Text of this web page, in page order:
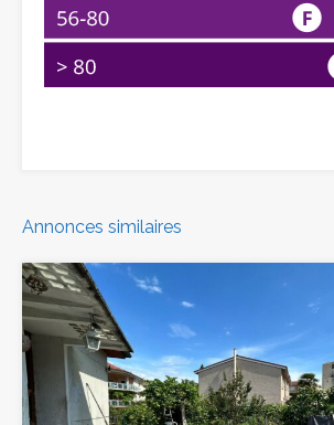
Annonces similaires